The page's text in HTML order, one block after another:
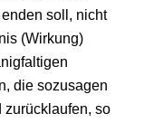
soll, nicht
(Wirkung)
die sozusagen
zurücklaufen, so